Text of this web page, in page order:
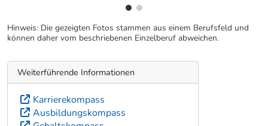
© AMS / Das Medienstudio
können daher vom beschriebenen Einzelberuf abweichen.